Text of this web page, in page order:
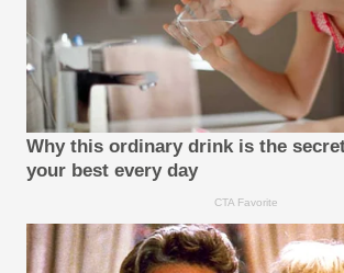
Why this ordinary drink is the
your best every day
CTA Favorite